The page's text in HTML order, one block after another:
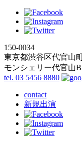
150-0034
東京都渋谷区代官山
モンシェリー代官山
tel. 03 5456 8880
contact
新規出演